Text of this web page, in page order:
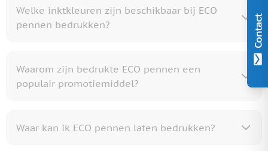
Contact
Welke inktkleuren zijn beschikbaar bij ECO
pennen bedrukken?
Waarom zijn bedrukte ECO pennen een
populair promotiemiddel?
Waar kan ik ECO pennen laten bedrukken?